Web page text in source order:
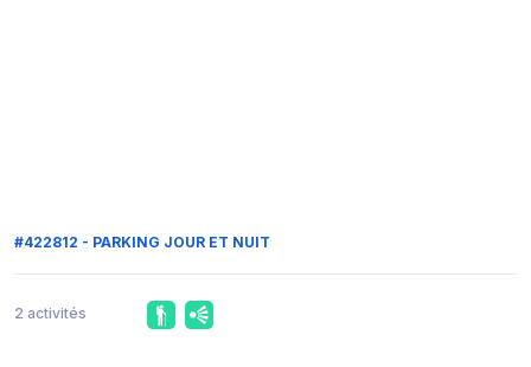
#422812 - PARKING JOUR ET NUIT
2 activités